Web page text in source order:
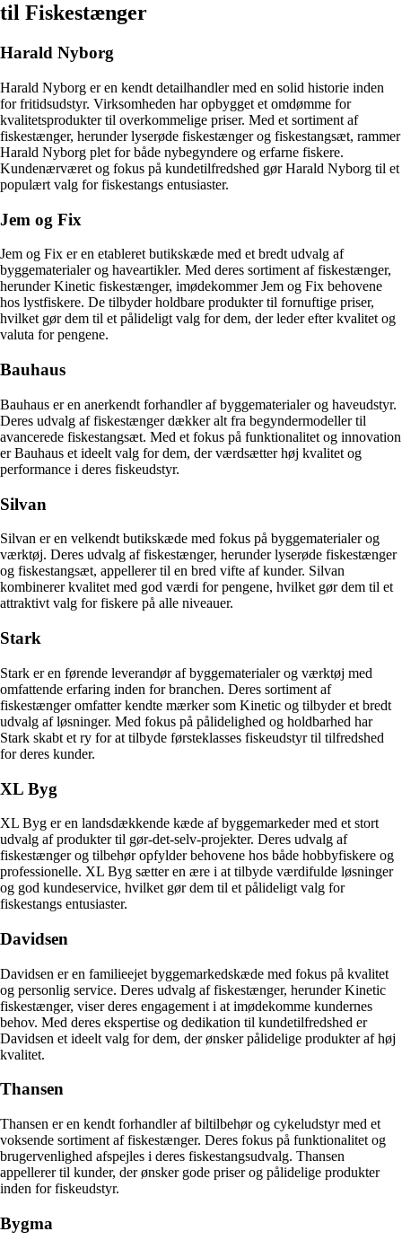
til Fiskestænger
Harald Nyborg
Harald Nyborg er en kendt detailhandler med en solid historie inden
for fritidsudstyr. Virksomheden har opbygget et omdømme for
kvalitetsprodukter til overkommelige priser. Med et sortiment af
fiskestænger, herunder lyserøde fiskestænger og fiskestangsæt, rammer
Harald Nyborg plet for både nybegyndere og erfarne fiskere.
Kundenærværet og fokus på kundetilfredshed gør Harald Nyborg til et
populært valg for fiskestangs entusiaster.
Jem og Fix
Jem og Fix er en etableret butikskæde med et bredt udvalg af
byggematerialer og haveartikler. Med deres sortiment af fiskestænger,
herunder Kinetic fiskestænger, imødekommer Jem og Fix behovene
hos lystfiskere. De tilbyder holdbare produkter til fornuftige priser,
hvilket gør dem til et pålideligt valg for dem, der leder efter kvalitet og
valuta for pengene.
Bauhaus
Bauhaus er en anerkendt forhandler af byggematerialer og haveudstyr.
Deres udvalg af fiskestænger dækker alt fra begyndermodeller til
avancerede fiskestangsæt. Med et fokus på funktionalitet og innovation
er Bauhaus et ideelt valg for dem, der værdsætter høj kvalitet og
performance i deres fiskeudstyr.
Silvan
Silvan er en velkendt butikskæde med fokus på byggematerialer og
værktøj. Deres udvalg af fiskestænger, herunder lyserøde fiskestænger
og fiskestangsæt, appellerer til en bred vifte af kunder. Silvan
kombinerer kvalitet med god værdi for pengene, hvilket gør dem til et
attraktivt valg for fiskere på alle niveauer.
Stark
Stark er en førende leverandør af byggematerialer og værktøj med
omfattende erfaring inden for branchen. Deres sortiment af
fiskestænger omfatter kendte mærker som Kinetic og tilbyder et bredt
udvalg af løsninger. Med fokus på pålidelighed og holdbarhed har
Stark skabt et ry for at tilbyde førsteklasses fiskeudstyr til tilfredshed
for deres kunder.
XL Byg
XL Byg er en landsdækkende kæde af byggemarkeder med et stort
udvalg af produkter til gør-det-selv-projekter. Deres udvalg af
fiskestænger og tilbehør opfylder behovene hos både hobbyfiskere og
professionelle. XL Byg sætter en ære i at tilbyde værdifulde løsninger
og god kundeservice, hvilket gør dem til et pålideligt valg for
fiskestangs entusiaster.
Davidsen
Davidsen er en familieejet byggemarkedskæde med fokus på kvalitet
og personlig service. Deres udvalg af fiskestænger, herunder Kinetic
fiskestænger, viser deres engagement i at imødekomme kundernes
behov. Med deres ekspertise og dedikation til kundetilfredshed er
Davidsen et ideelt valg for dem, der ønsker pålidelige produkter af høj
kvalitet.
Thansen
Thansen er en kendt forhandler af biltilbehør og cykeludstyr med et
voksende sortiment af fiskestænger. Deres fokus på funktionalitet og
brugervenlighed afspejles i deres fiskestangsudvalg. Thansen
appellerer til kunder, der ønsker gode priser og pålidelige produkter
inden for fiskeudstyr.
Bygma